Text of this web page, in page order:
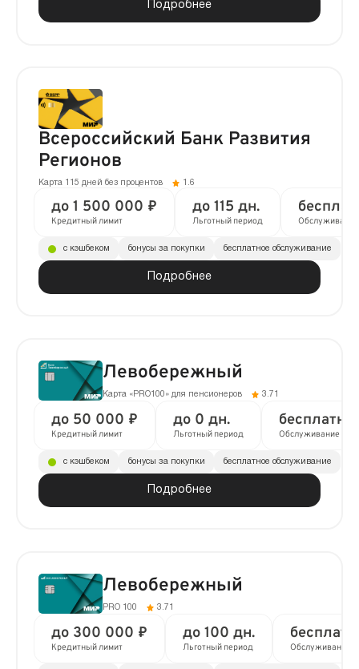
Подробнее
Всероссийский Банк Развития
Регионов
Карта 115 дней без процентов 1.6
до 1 500 000 ₽
Кредитный лимит
до 115 дн.
Льготный период Обслуживание
Подробнее
с кэшбеком бонусы за покупки бесплатное обслуживание
Левобережный
Карта «PRO100» для пенсионеров 3.71
до 50 000 ₽
Кредитный лимит
до 0 дн.
Льготный период
бесплатно
Обслуживание
Подробнее
с кэшбеком бонусы за покупки бесплатное обслуживание
Левобережный
PRO 100 3.71
до 300 000 ₽
Кредитный лимит
до 100 дн.
Льготный период Обслуживание